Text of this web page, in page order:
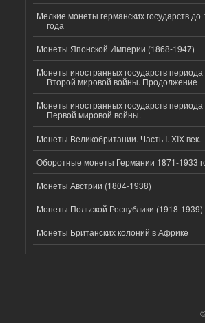
Мелкие монеты германских государств до
года
Монеты Японской Империи (1868-1947)
Монеты иностранных государств периода
Второй мировой войны. Продолжение
Монеты иностранных государств периода
Первой мировой войны.
Монеты Великобритании. Часть I. XIX век.
Оборотные монеты Германии 1871-1933
Монеты Австрии (1804-1938)
Монеты Польской Республики (1918-1939)
Монеты Британских колоний в Африке